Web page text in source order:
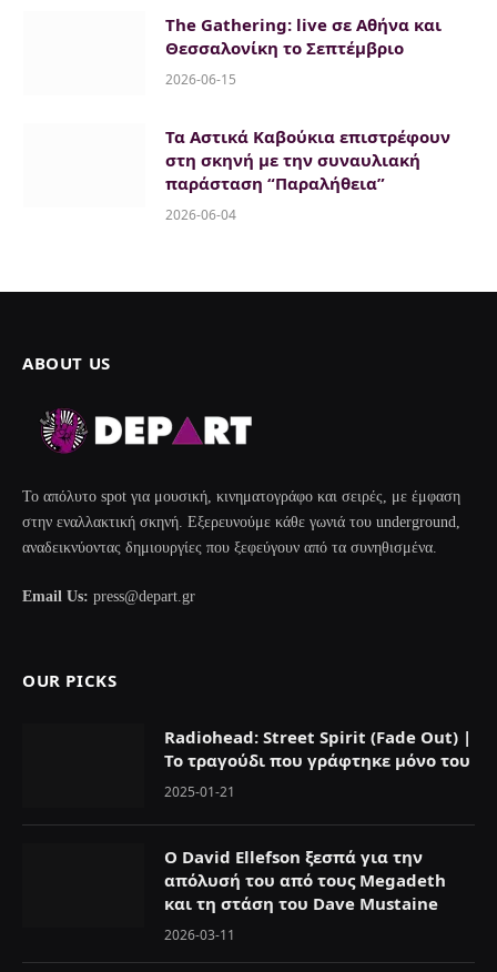
The Gathering: live σε Αθήνα και
Θεσσαλονίκη το Σεπτέμβριο
2026-06-15
Τα Αστικά Καβούκια επιστρέφουν
στη σκηνή με την συναυλιακή
παράσταση “Παραλήθεια”
2026-06-04
ABOUT US
Το απόλυτο spot για μουσική, κινηματογράφο και σειρές, με έμφαση
στην εναλλακτική σκηνή. Εξερευνούμε κάθε γωνιά του underground,
αναδεικνύοντας δημιουργίες που ξεφεύγουν από τα συνηθισμένα.
Email Us: press@depart.gr
OUR PICKS
Radiohead: Street Spirit (Fade Out) |
Το τραγούδι που γράφτηκε μόνο του
2025-01-21
Ο David Ellefson ξεσπά για την
απόλυσή του από τους Megadeth
και τη στάση του Dave Mustaine
2026-03-11